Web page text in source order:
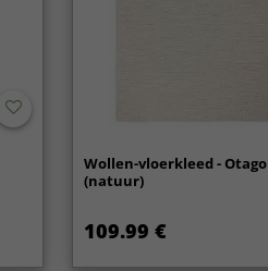
Wollen-vloerkleed - Otago
(natuur)
109.99 €